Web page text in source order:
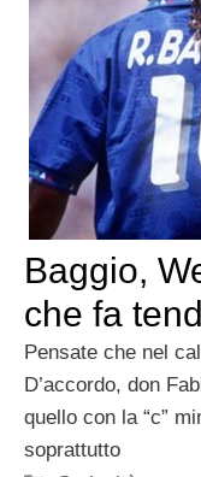
Baggio,
che fa
Pensate che nel
D’accordo, don
quello con la “c”
soprattutto